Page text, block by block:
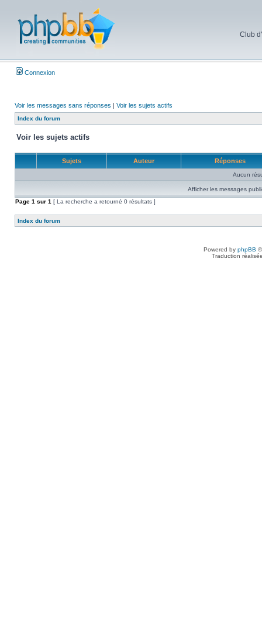
Club
Connexion
Voir les messages sans réponses | Voir les sujets actifs
Index du forum
Voir les sujets actifs
Sujets Auteur Réponses
Aucun
Afficher les messages
Page 1 sur 1 [ La recherche a retourné 0 résultats ]
Index du forum
Powered by phpBB
Traduction